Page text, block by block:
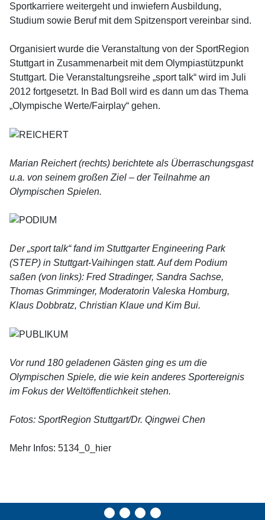
Sportkarriere weitergeht und inwiefern Ausbildung,
Studium sowie Beruf mit dem Spitzensport vereinbar sind.
Organisiert wurde die Veranstaltung von der SportRegion
Stuttgart in Zusammenarbeit mit dem Olympiastützpunkt
Stuttgart. Die Veranstaltungsreihe „sport talk“ wird im Juli
2012 fortgesetzt. In Bad Boll wird es dann um das Thema
„Olympische Werte/Fairplay“ gehen.
Marian Reichert (rechts) berichtete als Überraschungsgast
u.a. von seinem großen Ziel – der Teilnahme an
Olympischen Spielen.
Der „sport talk“ fand im Stuttgarter Engineering Park
(STEP) in Stuttgart-Vaihingen statt. Auf dem Podium
saßen (von links): Fred Stradinger, Sandra Sachse,
Thomas Grimminger, Moderatorin Valeska Homburg,
Klaus Dobbratz, Christian Klaue und Kim Bui.
Vor rund 180 geladenen Gästen ging es um die
Olympischen Spiele, die wie kein anderes Sportereignis
im Fokus der Weltöffentlichkeit stehen.
Fotos: SportRegion Stuttgart/Dr. Qingwei Chen
Mehr Infos: 5134_0_hier